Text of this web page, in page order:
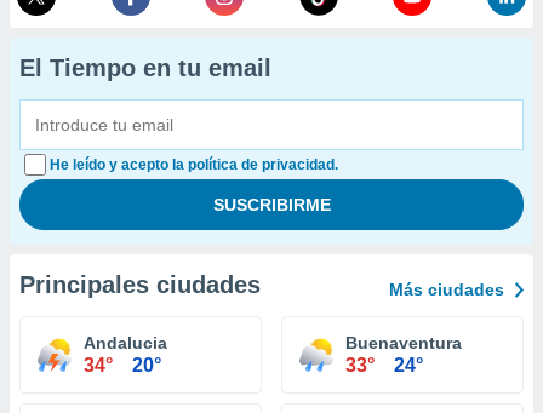
El Tiempo en tu email
He leído y acepto la política de privacidad.
Principales ciudades Más ciudades
Andalucia
34° 20°
Buenaventura
33° 24°